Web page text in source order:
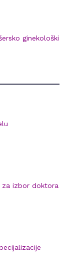
ginekološki
za izbor doktora